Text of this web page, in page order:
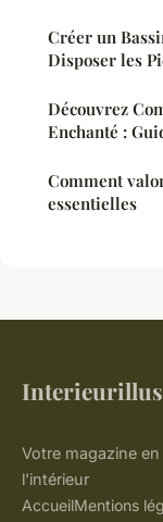
Créer un
Disposer les
Découvrez
Enchanté :
Comment
essentielles
Votre magazine
l'intérieur
AccueilMentions